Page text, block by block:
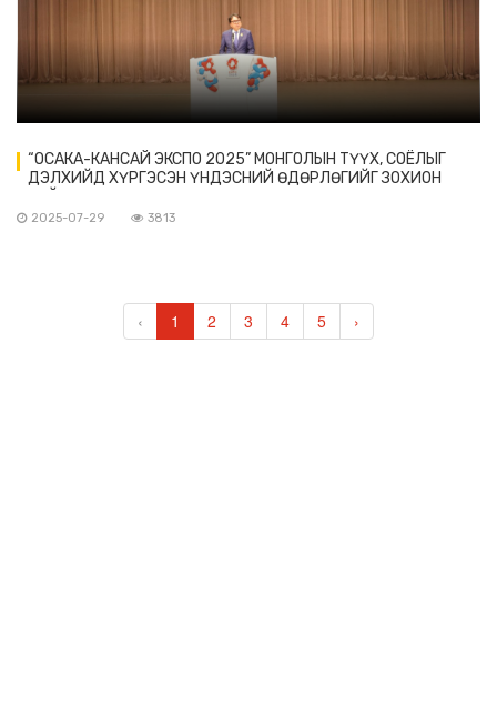
“ОСАКА-КАНСАЙ ЭКСПО 2025” МОНГОЛЫН ТҮҮХ, СОЁЛЫГ
ДЭЛХИЙД ХҮРГЭСЭН ҮНДЭСНИЙ ӨДӨРЛӨГИЙГ ЗОХИОН
2025-07-29 3813
‹ 1 2 3 4 5 ›